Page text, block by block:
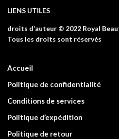
LIENS UTILES
droits d’auteur © 2022 Royal
Tous les droits sont réservés
Accueil
Politique de confidentialité
Conditions de services
Politique d’expédition
Politique de retour